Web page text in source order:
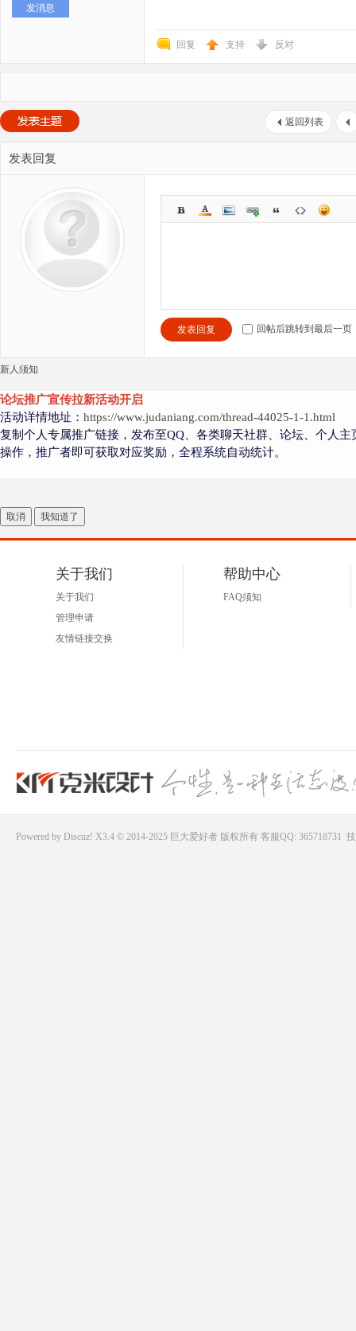
发消息
回复 支持 反对
返回列表
发表回复
发表回复 回帖后跳转到最后一页
新人须知
论坛推广宣传拉新活动开启
活动详情地址： https://www.judaniang.com/thread-44025-1-1.html
复制个人专属推广链接，发布至QQ、各类聊天社群、论坛、个人
操作，推广者即可获取对应奖励，全程系统自动统计。
取消 我知道了
关于我们
关于我们
管理申请
友情链接交换
帮助中心
FAQ须知
Powered by Discuz! X3.4 © 2014-2025 巨大爱好者版权所有 客服QQ: 365718731